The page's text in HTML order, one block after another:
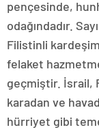
pençesinde,
odağındadır.
Filistinli
felaket
geçmiştir. İsrail,
karadan ve
hürriyet gibi